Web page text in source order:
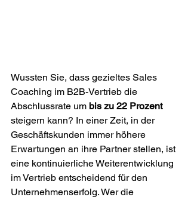
Wussten Sie, dass gezieltes Sales
Coaching im B2B-Vertrieb die
Abschlussrate um bis zu 22 Prozent
steigern kann? In einer Zeit, in der
Geschäftskunden immer höhere
Erwartungen an ihre Partner stellen, ist
eine kontinuierliche Weiterentwicklung
im Vertrieb entscheidend für den
Unternehmenserfolg. Wer die